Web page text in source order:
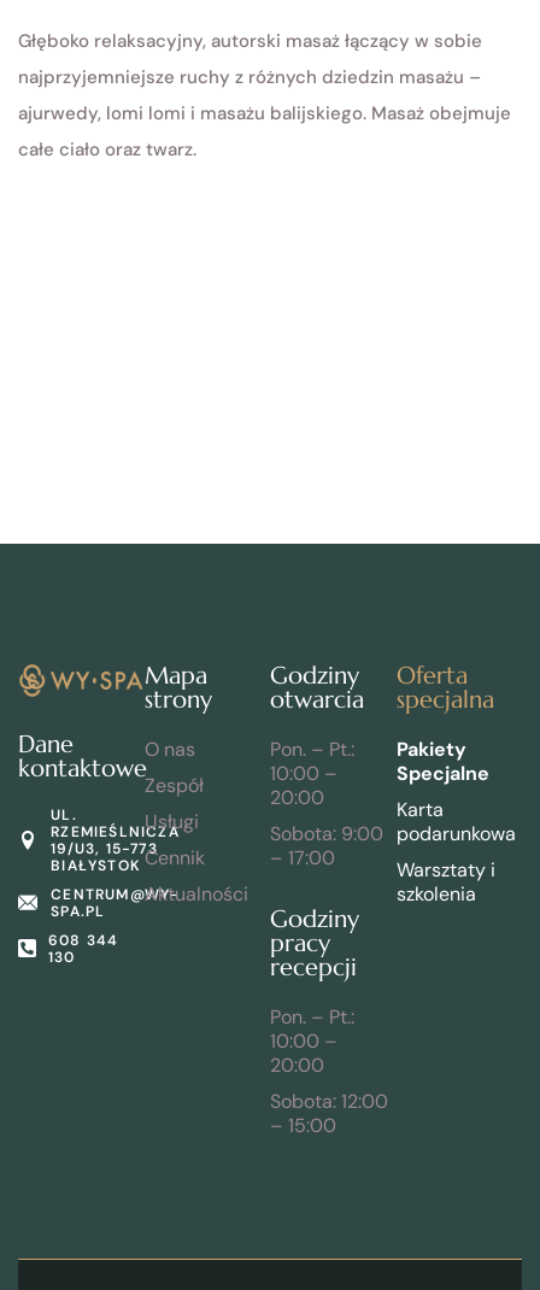
Głęboko relaksacyjny, autorski masaż łączący w sobie
najprzyjemniejsze ruchy z różnych dziedzin masażu –
ajurwedy, lomi lomi i masażu balijskiego. Masaż obejmuje
całe ciało oraz twarz.
Dane
kontaktowe
UL.
RZEMIEŚLNICZA
19/U3, 15-773
BIAŁYSTOK
CENTRUM@WY-
SPA.PL
608 344
130
Mapa
strony
O nas
Zespół
Usługi
Cennik
Aktualności
Godziny
otwarcia
Pon. – Pt.:
10:00 –
20:00
Sobota: 9:00
– 17:00
Godziny
pracy
recepcji
Pon. – Pt.:
10:00 –
20:00
Sobota: 12:00
– 15:00
Oferta
specjalna
Pakiety
Specjalne
Karta
podarunkowa
Warsztaty i
szkolenia